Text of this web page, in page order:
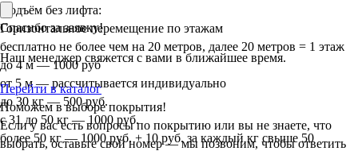
Подъём без лифта:
Горизонтальное перемещение по этажам
бесплатно не более чем на 20 метров, далее 20 метров = 1 этаж
до 4 м — 1000 руб
от 5 м — рассчитывается индивидуально
до 30 кг — 500 руб.
с 31 до 50 кг — 1000 руб.
более 50 кг — 1000 руб. + 10 руб. за каждый кг свыше 50
Спасибо за заявку!
Наш менеджер свяжется с вами в ближайшее время.
Перейти в каталог
Поможем в выборе покрытия!
Если у вас есть вопросы по покрытию или вы не знаете, что
выбрать, оставьте свой номер — мы позвоним, чтобы ответить